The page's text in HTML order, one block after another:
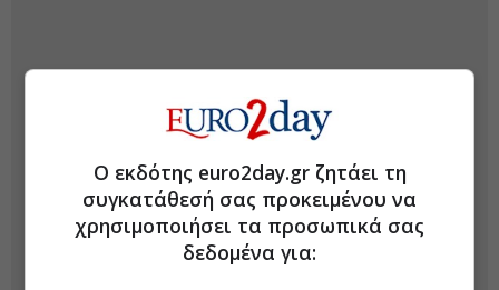
Ο εκδότης euro2day.gr ζητάει τη
συγκατάθεσή σας προκειμένου να
χρησιμοποιήσει τα προσωπικά σας
δεδομένα για: